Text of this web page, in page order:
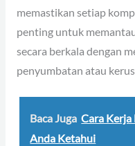
memastikan setiap
penting untuk
secara berkala dengan
penyumbatan atau
Baca Juga Cara Kerja
Anda Ketahui